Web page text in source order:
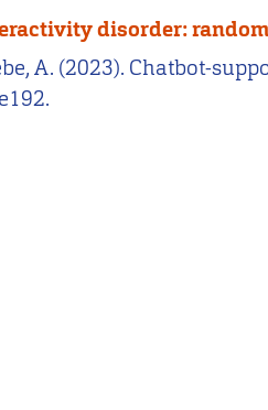
disorder:
A. (2023). Chatbot-